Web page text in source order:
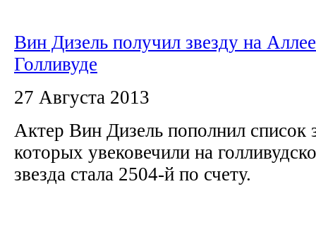
Вин Дизель получил звезду на
Голливуде
27 Августа 2013
Актер Вин Дизель пополнил список
которых увековечили на
звезда стала 2504-й по счету.